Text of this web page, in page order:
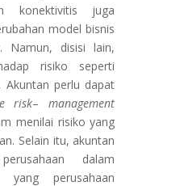
konektivitis juga
model bisnis
. Namun, disisi lain,
risiko seperti
. Akuntan perlu dapat
risk–management
menilai risiko yang
Selain itu, akuntan
dalam
yang perusahaan